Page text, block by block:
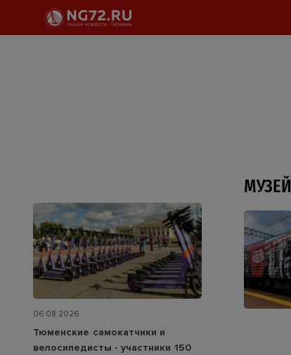
МУЗЕЙ
06.08.2026
Тюменские самокатчики и
велосипедисты - участники 150